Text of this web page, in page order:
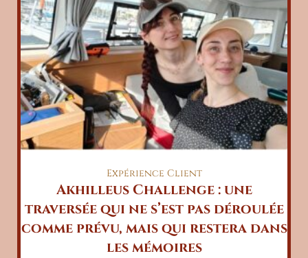
Expérience Client
Akhilleus Challenge : une
traversée qui ne s’est pas déroulée
comme prévu, mais qui restera dans
les mémoires